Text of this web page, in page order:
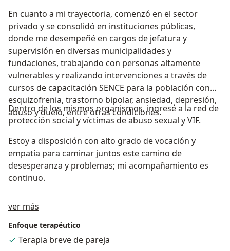
En cuanto a mi trayectoria, comenzó en el sector
privado y se consolidó en instituciones públicas,
donde me desempeñé en cargos de jefatura y
supervisión en diversas municipalidades y
fundaciones, trabajando con personas altamente
vulnerables y realizando intervenciones a través de
cursos de capacitación SENCE para la población con
esquizofrenia, trastorno bipolar, ansiedad, depresión,
abuso y duelo, entre otras condiciones.
Dentro de los mismos organismos, ingresé a la red de
protección social y víctimas de abuso sexual y VIF.
Estoy a disposición con alto grado de vocación y
empatía para caminar juntos este camino de
desesperanza y problemas; mi acompañamiento es
continuo.
ver más
Enfoque terapéutico
Terapia breve de pareja